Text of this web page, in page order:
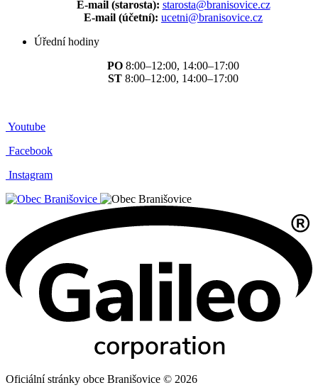
E-mail (starosta): starosta@branisovice.cz
E-mail (účetní): ucetni@branisovice.cz
Úřední hodiny
PO 8:00–12:00, 14:00–17:00
ST 8:00–12:00, 14:00–17:00
Youtube
Facebook
Instagram
Oficiální stránky obce Branišovice © 2026